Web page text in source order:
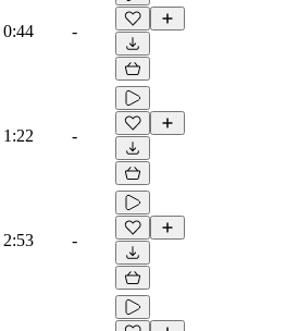
0:44 -
1:22 -
2:53 -